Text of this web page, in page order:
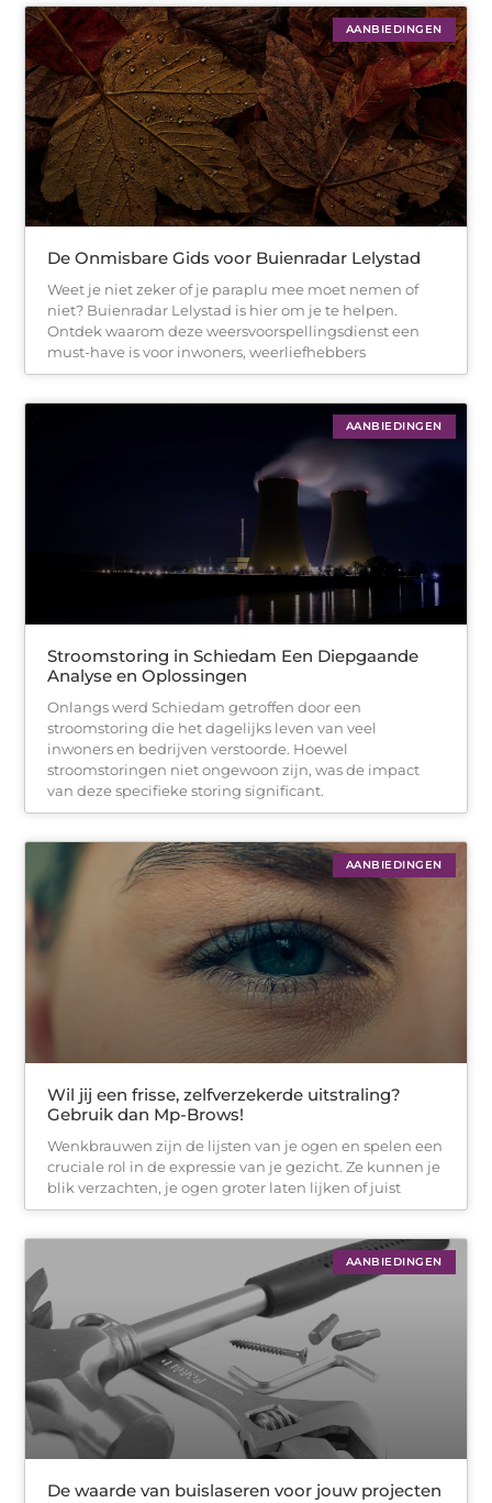
AANBIEDINGEN
De Onmisbare Gids voor Buienradar Lelystad
Weet je niet zeker of je paraplu mee moet nemen of
niet? Buienradar Lelystad is hier om je te helpen.
Ontdek waarom deze weersvoorspellingsdienst een
must-have is voor inwoners, weerliefhebbers
AANBIEDINGEN
Stroomstoring in Schiedam Een Diepgaande
Analyse en Oplossingen
Onlangs werd Schiedam getroffen door een
stroomstoring die het dagelijks leven van veel
inwoners en bedrijven verstoorde. Hoewel
stroomstoringen niet ongewoon zijn, was de impact
van deze specifieke storing significant.
AANBIEDINGEN
Wil jij een frisse, zelfverzekerde uitstraling?
Gebruik dan Mp-Brows!
Wenkbrauwen zijn de lijsten van je ogen en spelen een
cruciale rol in de expressie van je gezicht. Ze kunnen je
blik verzachten, je ogen groter laten lijken of juist
AANBIEDINGEN
De waarde van buislaseren voor jouw projecten